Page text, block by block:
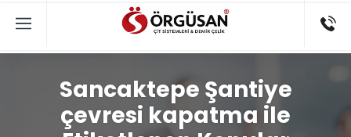
Sancaktepe Şantiye
çevresi kapatma ile